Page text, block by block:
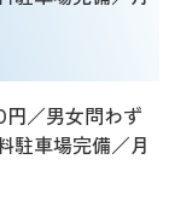
円／男女問わず
駐車場完備／月